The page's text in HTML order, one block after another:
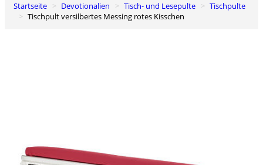
0
Warenkorb
Startseite Devotionalien Tisch- und Lesepulte
Tischpulte
Tischpult versilbertes Messing rotes Kisschen